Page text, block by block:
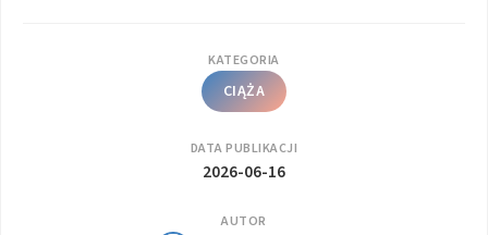
KATEGORIA
CIĄŻA
DATA PUBLIKACJI
2026-06-16
AUTOR